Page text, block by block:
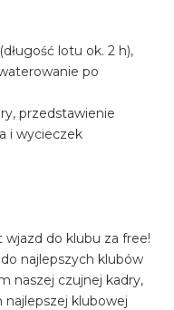
lotu ok. 2 h),
po
przedstawienie
i wycieczek
wjazd do klubu za free!
najlepszych klubów
naszej czujnej kadry,
najlepszej klubowej